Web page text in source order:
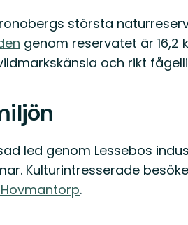
största
genom reservatet är 16,2
och rikt
led genom Lessebos
Kulturintresserade
.